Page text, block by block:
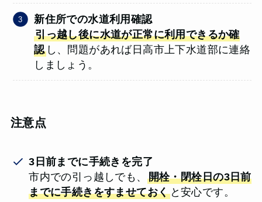
新住所での水道利用確認
引っ越し後に水道が正常に利用できるか確
認し、問題があれば日高市上下水道部に連絡
しましょう。
注意点
3日前までに手続きを完了
市内での引っ越しでも、 開栓・閉栓日の3日前
までに手続きをすませておくと安心です。